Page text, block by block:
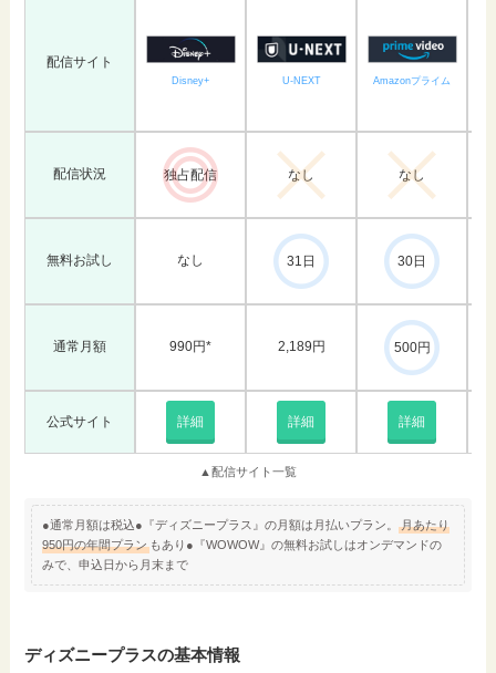
配信サイト
Disney+ U-NEXT Amazonプライム
配信状況 独占配信 なし なし
無料お試し なし 31日 30日
通常月額 990円* 2,189円 500円
公式サイト 詳細 詳細 詳細
▲配信サイト一覧
●通常月額は税込●『ディズニープラス』の月額は月払いプラン。月あたり
950円の年間プラン もあり●『WOWOW』の無料お試しはオンデマンドの
みで、申込日から月末まで
ディズニープラスの基本情報